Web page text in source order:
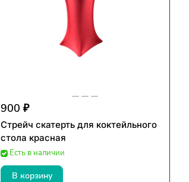
900 ₽
Стрейч скатерть для коктейльного
стола красная
Есть в наличии
В корзину